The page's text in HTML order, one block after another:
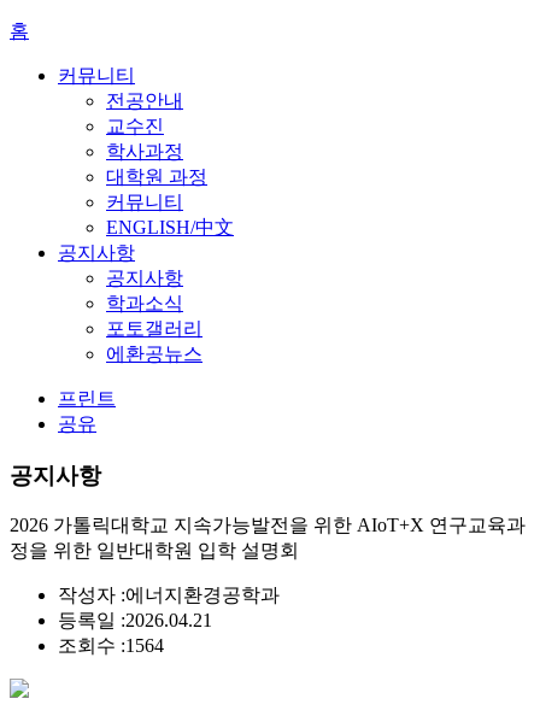
홈
커뮤니티
전공안내
교수진
학사과정
대학원 과정
커뮤니티
ENGLISH/中文
공지사항
공지사항
학과소식
포토갤러리
에환공뉴스
프린트
공유
공지사항
2026 가톨릭대학교 지속가능발전을 위한 AIoT+X 연구교육과
정을 위한 일반대학원 입학 설명회
작성자 :에너지환경공학과
등록일 :2026.04.21
조회수 :1564